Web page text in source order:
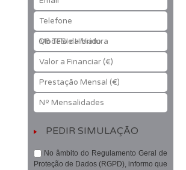
Telefone
Modelo da Viatura
Valor a Financiar (€)
Prestação Mensal (€)
Nº Mensalidades
No âmbito do Regulamento Geral de
Proteção de Dados (RGPD), informo que